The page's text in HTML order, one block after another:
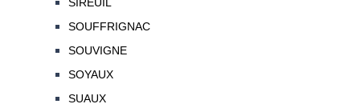
SIREUIL
SOUFFRIGNAC
SOUVIGNE
SOYAUX
SUAUX